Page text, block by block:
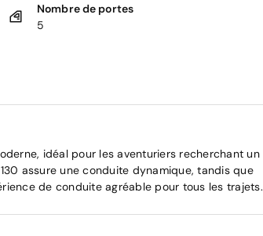
Nombre de portes
5
idéal pour les aventuriers recherchant un
assure une conduite dynamique, tandis que
de conduite agréable pour tous les trajets.